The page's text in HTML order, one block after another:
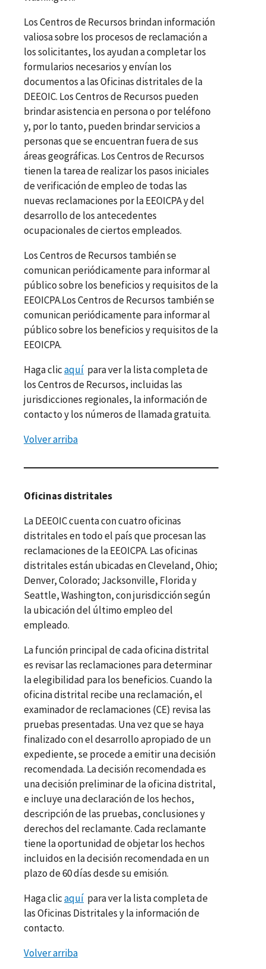
Los Centros de Recursos brindan información
valiosa sobre los procesos de reclamación a
los solicitantes, los ayudan a completar los
formularios necesarios y envían los
documentos a las Oficinas distritales de la
DEEOIC. Los Centros de Recursos pueden
brindar asistencia en persona o por teléfono
y, por lo tanto, pueden brindar servicios a
personas que se encuentran fuera de sus
áreas geográficas. Los Centros de Recursos
tienen la tarea de realizar los pasos iniciales
de verificación de empleo de todas las
nuevas reclamaciones por la EEOICPA y del
desarrollo de los antecedentes
ocupacionales de ciertos empleados.
Los Centros de Recursos también se
comunican periódicamente para informar al
público sobre los beneficios y requisitos de la
EEOICPA.Los Centros de Recursos también se
comunican periódicamente para informar al
público sobre los beneficios y requisitos de la
EEOICPA.
Haga clicaquí para ver la lista completa de
los Centros de Recursos, incluidas las
jurisdicciones regionales, la información de
contacto y los números de llamada gratuita.
Volver arriba
Oficinas distritales
La DEEOIC cuenta con cuatro oficinas
distritales en todo el país que procesan las
reclamaciones de la EEOICPA. Las oficinas
distritales están ubicadas en Cleveland, Ohio;
Denver, Colorado; Jacksonville, Florida y
Seattle, Washington, con jurisdicción según
la ubicación del último empleo del
empleado.
La función principal de cada oficina distrital
es revisar las reclamaciones para determinar
la elegibilidad para los beneficios. Cuando la
oficina distrital recibe una reclamación, el
examinador de reclamaciones (CE) revisa las
pruebas presentadas. Una vez que se haya
finalizado con el desarrollo apropiado de un
expediente, se procede a emitir una decisión
recomendada. La decisión recomendada es
una decisión preliminar de la oficina distrital,
e incluye una declaración de los hechos,
descripción de las pruebas, conclusiones y
derechos del reclamante. Cada reclamante
tiene la oportunidad de objetar los hechos
incluidos en la decisión recomendada en un
plazo de 60 días desde su emisión.
Haga clicaquí para ver la lista completa de
las Oficinas Distritales y la información de
contacto.
Volver arriba